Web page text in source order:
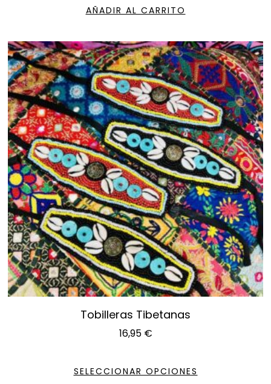
AÑADIR AL CARRITO
Tobilleras Tibetanas
16,95 €
SELECCIONAR OPCIONES